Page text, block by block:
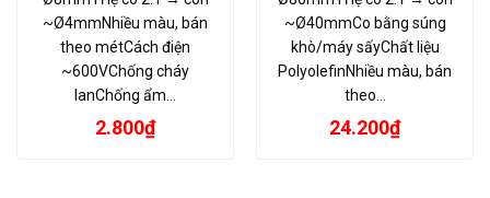
~Ø4mmNhiều màu, bán
theo métCách điện
~600VChống cháy
lanChống ẩm…
2.800₫
~Ø40mmCo bằng súng
khò/máy sấyChất liệu
PolyolefinNhiều màu, bán
theo…
24.200₫